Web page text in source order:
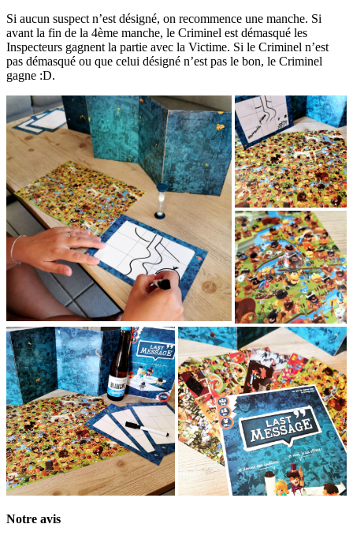
Si aucun suspect n’est désigné, on recommence une manche. Si
avant la fin de la 4ème manche, le Criminel est démasqué les
Inspecteurs gagnent la partie avec la Victime. Si le Criminel n’est
pas démasqué ou que celui désigné n’est pas le bon, le Criminel
gagne :D.
Notre avis